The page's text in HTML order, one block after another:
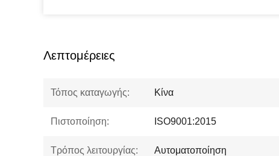
Λεπτομέρειες
Τόπος καταγωγής: Κίνα
Πιστοποίηση: ISO9001:2015
Τρόπος λειτουργίας: Αυτοματοποίηση